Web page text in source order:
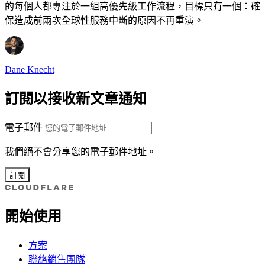
的每個人都專注於一組高優先級工作流程，目標只有一個：確
保造成前兩次全球性服務中斷的原因不再重演。
Dane Knecht
訂閱以接收新文章通知
電子郵件
我們絕不會分享您的電子郵件地址。
訂閱
開始使用
方案
聯絡銷售團隊